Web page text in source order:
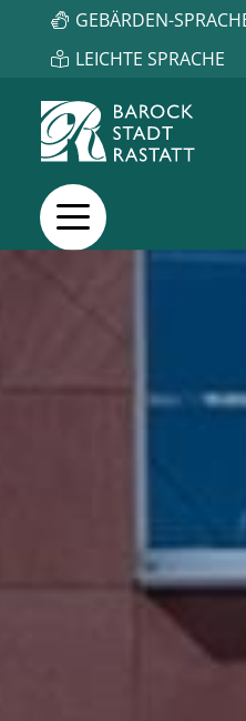
GEBÄRDEN-
LEICHTE SPRACHE